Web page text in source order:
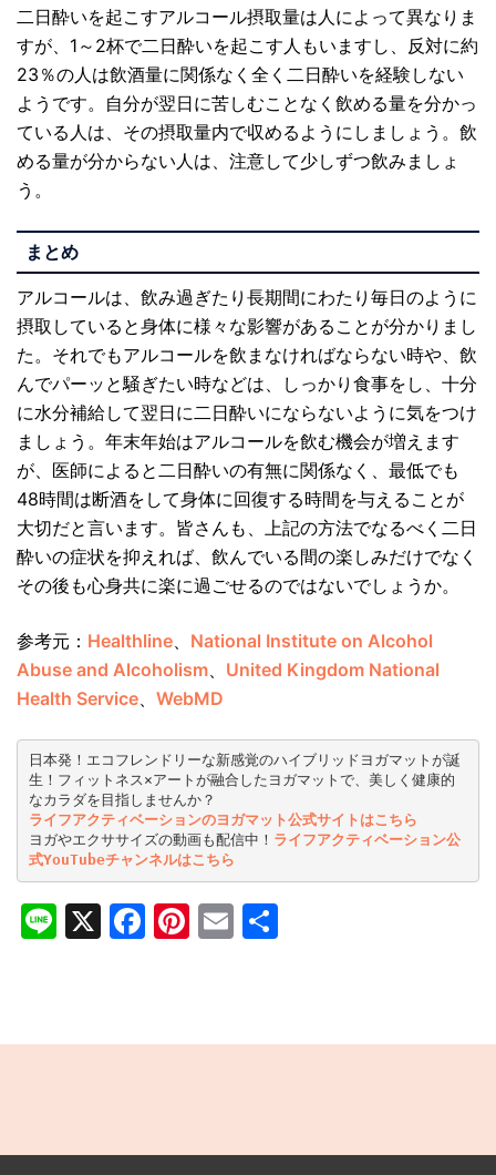
二日酔いを起こすアルコール摂取量は人によって異なりま
すが、1～2杯で二日酔いを起こす人もいますし、反対に約
23％の人は飲酒量に関係なく全く二日酔いを経験しない
ようです。自分が翌日に苦しむことなく飲める量を分かっ
ている人は、その摂取量内で収めるようにしましょう。飲
める量が分からない人は、注意して少しずつ飲みましょ
う。
まとめ
アルコールは、飲み過ぎたり長期間にわたり毎日のように
摂取していると身体に様々な影響があることが分かりまし
た。それでもアルコールを飲まなければならない時や、飲
んでパーッと騒ぎたい時などは、しっかり食事をし、十分
に水分補給して翌日に二日酔いにならないように気をつけ
ましょう。年末年始はアルコールを飲む機会が増えます
が、医師によると二日酔いの有無に関係なく、最低でも
48時間は断酒をして身体に回復する時間を与えることが
大切だと言います。皆さんも、上記の方法でなるべく二日
酔いの症状を抑えれば、飲んでいる間の楽しみだけでなく
その後も心身共に楽に過ごせるのではないでしょうか。
参考元： Healthline
National Institute on Alcohol
Abuse and Alcoholism
United Kingdom National
Health Service
WebMD
日本発！エコフレンドリーな新感覚のハイブリッドヨガマットが誕
生！フィットネス×アートが融合したヨガマットで、美しく健康的
なカラダを目指しませんか？
ライフアクティベーションのヨガマット公式サイトはこちら
ヨガやエクササイズの動画も配信中！ ライフアクティベーション公
式YouTubeチャンネルはこちら
Line
X Facebook
Pinterest
Email